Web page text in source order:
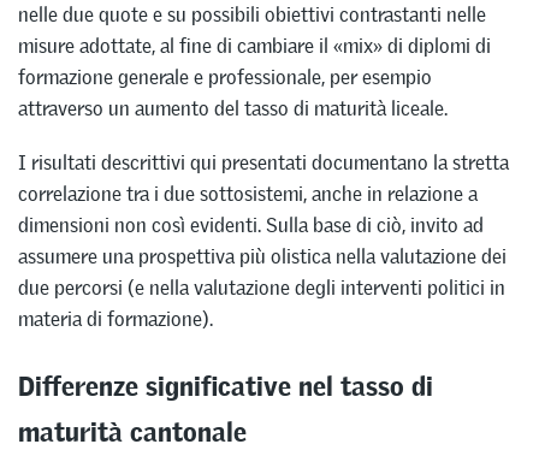
nelle due quote e su possibili obiettivi contrastanti nelle
misure adottate, al fine di cambiare il «mix» di diplomi di
formazione generale e professionale, per esempio
attraverso un aumento del tasso di maturità liceale.
I risultati descrittivi qui presentati documentano la stretta
correlazione tra i due sottosistemi, anche in relazione a
dimensioni non così evidenti. Sulla base di ciò, invito ad
assumere una prospettiva più olistica nella valutazione dei
due percorsi (e nella valutazione degli interventi politici in
materia di formazione).
Differenze significative nel tasso di
maturità cantonale